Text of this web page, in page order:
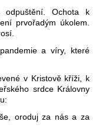
odpuštění. Ochota k
prvořadým úkolem.
a víry, které
v Kristově kříži, k
srdce Královny
oroduj za nás a za